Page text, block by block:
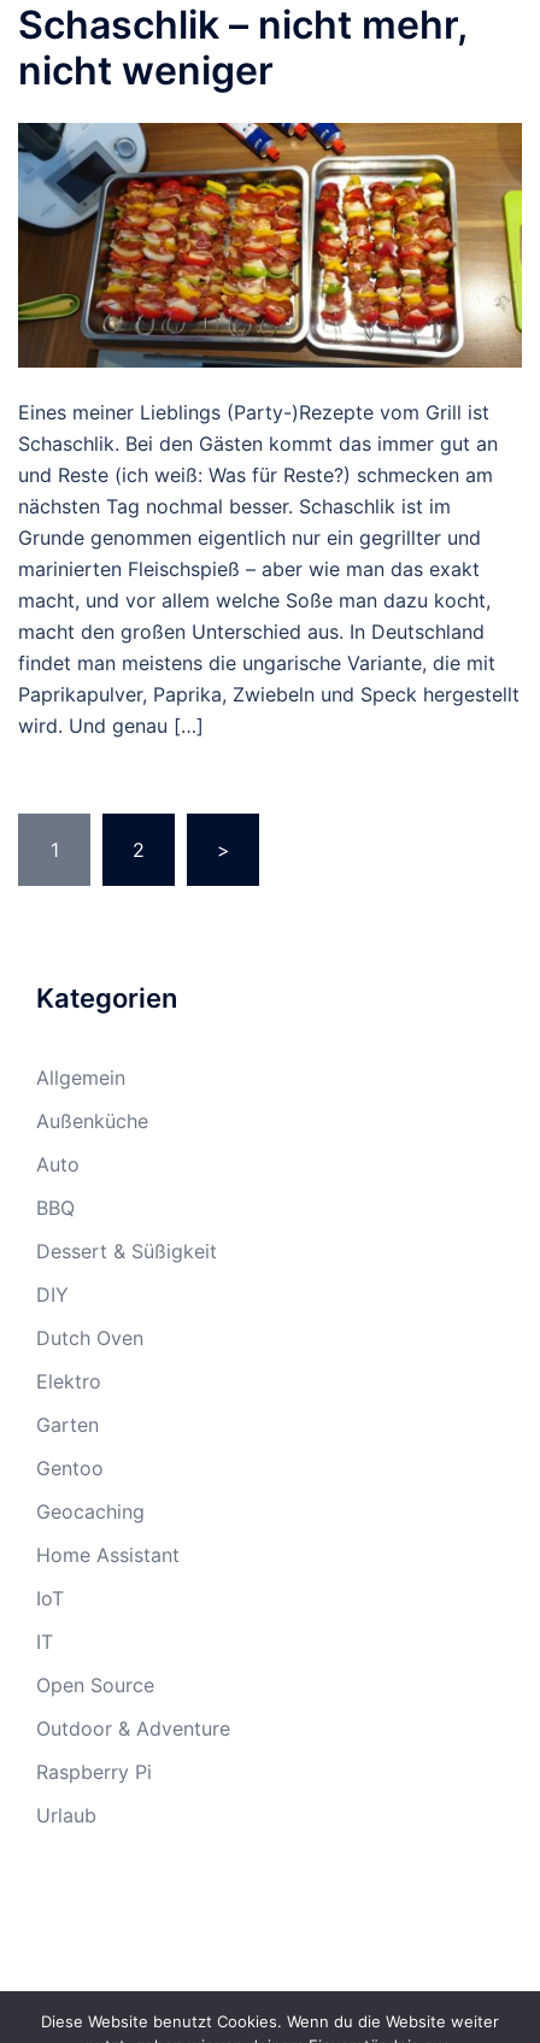
Schaschlik – nicht mehr,
nicht weniger
Eines meiner Lieblings (Party-)Rezepte vom Grill ist
Schaschlik. Bei den Gästen kommt das immer gut an
und Reste (ich weiß: Was für Reste?) schmecken am
nächsten Tag nochmal besser. Schaschlik ist im
Grunde genommen eigentlich nur ein gegrillter und
marinierten Fleischspieß – aber wie man das exakt
macht, und vor allem welche Soße man dazu kocht,
macht den großen Unterschied aus. In Deutschland
findet man meistens die ungarische Variante, die mit
Paprikapulver, Paprika, Zwiebeln und Speck hergestellt
wird. Und genau […]
der
Beiträge
1 2 >
Kategorien
Allgemein
Außenküche
Auto
BBQ
Dessert & Süßigkeit
DIY
Dutch Oven
Elektro
Garten
Gentoo
Geocaching
Home Assistant
IoT
IT
Open Source
Outdoor & Adventure
Raspberry Pi
Urlaub
Diese Website benutzt Cookies. Wenn du die Website weiter